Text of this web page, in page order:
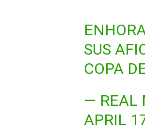
SUS
COPA
— REAL
APRIL